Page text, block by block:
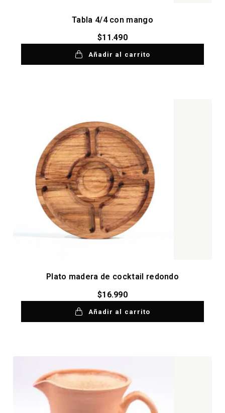
Tabla 4/4 con mango
$11.490
Añadir al carrito
Plato madera de cocktail redondo
$16.990
Añadir al carrito